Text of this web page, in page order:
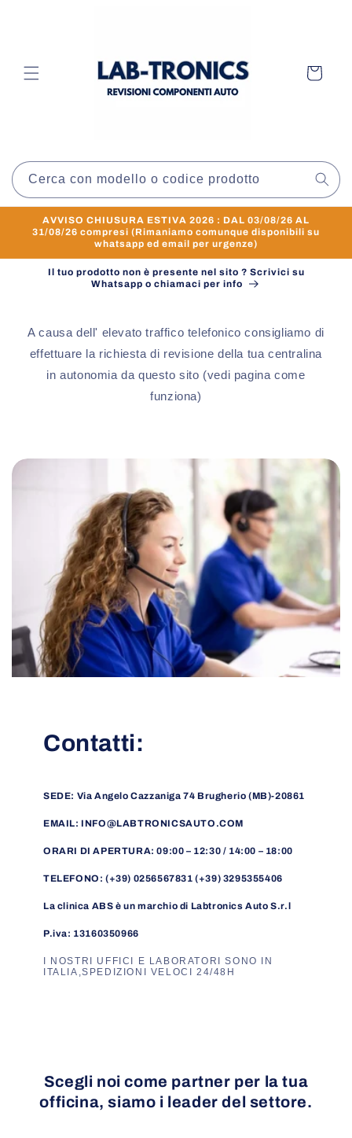
Carrello
Cerca con modello o codice prodotto
AVVISO CHIUSURA ESTIVA 2026 : DAL 03/08/26 AL
31/08/26 compresi (Rimaniamo comunque disponibili su
whatsapp ed email per urgenze)
Il tuo prodotto non è presente nel sito ? Scrivici su
Whatsapp o chiamaci per info
A causa dell' elevato traffico telefonico consigliamo di
effettuare la richiesta di revisione della tua centralina
in autonomia da questo sito (vedi pagina come
funziona)
Contatti:
SEDE: Via Angelo Cazzaniga 74 Brugherio (MB)-20861
EMAIL: INFO@LABTRONICSAUTO.COM
ORARI DI APERTURA: 09:00 – 12:30 / 14:00 – 18:00
TELEFONO: (+39) 0256567831 (+39) 3295355406
La clinica ABS è un marchio di Labtronics Auto S.r.l
P.iva: 13160350966
I NOSTRI UFFICI E LABORATORI SONO IN
ITALIA,SPEDIZIONI VELOCI 24/48H
Scegli noi come partner per la tua
officina, siamo i leader del settore.